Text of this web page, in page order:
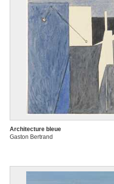
Architecture bleue
Gaston Bertrand